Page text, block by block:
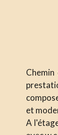
et
A